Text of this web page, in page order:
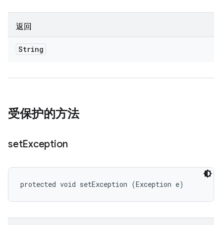
返回
String
受保护的方法
setException
protected void setException (Exception e)